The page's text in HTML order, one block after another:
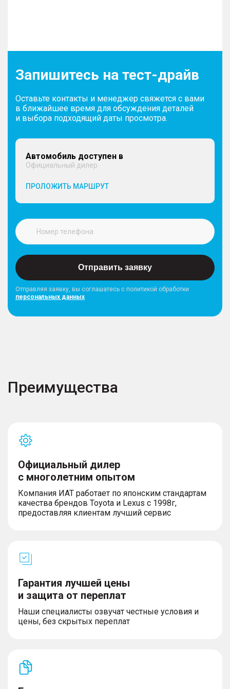
Запишитесь на тест-драйв
Оставьте контакты и менеджер свяжется с вами
в ближайшее время для обсуждения деталей
и выбора подходящий даты просмотра.
Автомобиль доступен в
Официальный дилер
ПРОЛОЖИТЬ МАРШРУТ
Отправить заявку
Отправляя заявку, вы соглашатесь с политикой обработки
персональных данных
Преимущества
Официальный дилер
с многолетним опытом
Компания ИАТ работает по японским стандартам
качества брендов Toyota и Lexus с 1998г,
предоставляя клиентам лучший сервис
Гарантия лучшей цены
и защита от переплат
Наши специалисты озвучат честные условия и
цены, без скрытых переплат